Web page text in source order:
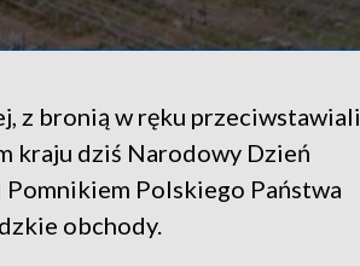
z bronią w ręku przeciwstawiali
kraju dziś Narodowy Dzień
Pomnikiem Polskiego Państwa
obchody.